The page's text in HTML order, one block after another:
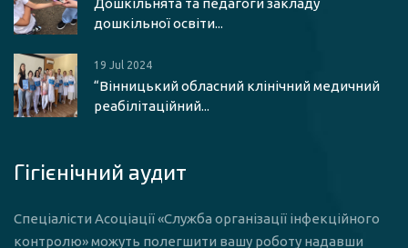
Дошкільнята та педагоги закладу
дошкільної освіти...
19 Jul 2024
“Вінницький обласний клінічний медичний
реабілітаційний...
Гігієнічний аудит
Спеціалісти Асоціації «Служба організації інфекційного
контролю» можуть полегшити вашу роботу надавши